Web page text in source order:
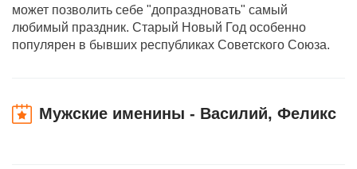
может позволить себе "допраздновать" самый
любимый праздник. Старый Новый Год особенно
популярен в бывших республиках Советского Союза.
Мужские именины - Василий, Феликс